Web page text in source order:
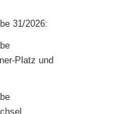
31/2026:
Platz und